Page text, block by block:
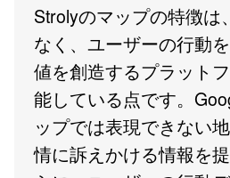
Strolyのマップの特徴は
なく、ユーザーの行動
値を創造するプラット
能している点です。
ップでは表現できない
情に訴えかける情報を